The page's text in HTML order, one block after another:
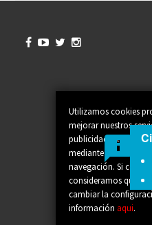
Utilizamos cookies
mejorar nuestros
publicidad
mediante el análisis
navegación. Si
consideramos que
cambiar la
información aqui.
   